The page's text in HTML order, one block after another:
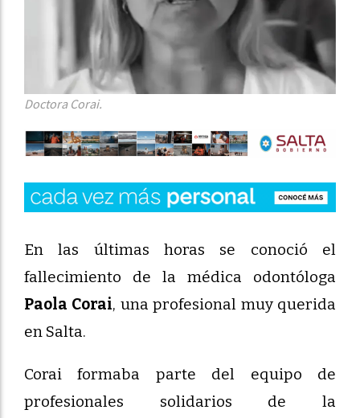
Doctora Corai.
En las últimas horas se conoció el
fallecimiento de la médica odontóloga
Paola Corai, una profesional muy querida
en Salta.
Corai formaba parte del equipo de
profesionales solidarios de la